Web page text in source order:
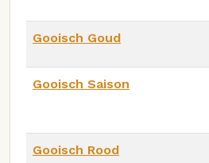
Gooisch Goud
Gooisch Saison
Gooisch Rood